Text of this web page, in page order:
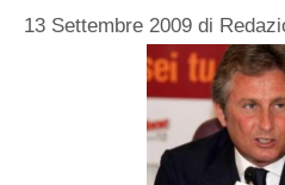
13 Settembre 2009 di